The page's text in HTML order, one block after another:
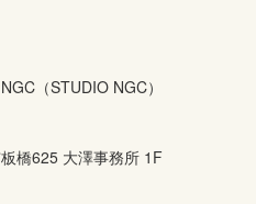
（STUDIO NGC）